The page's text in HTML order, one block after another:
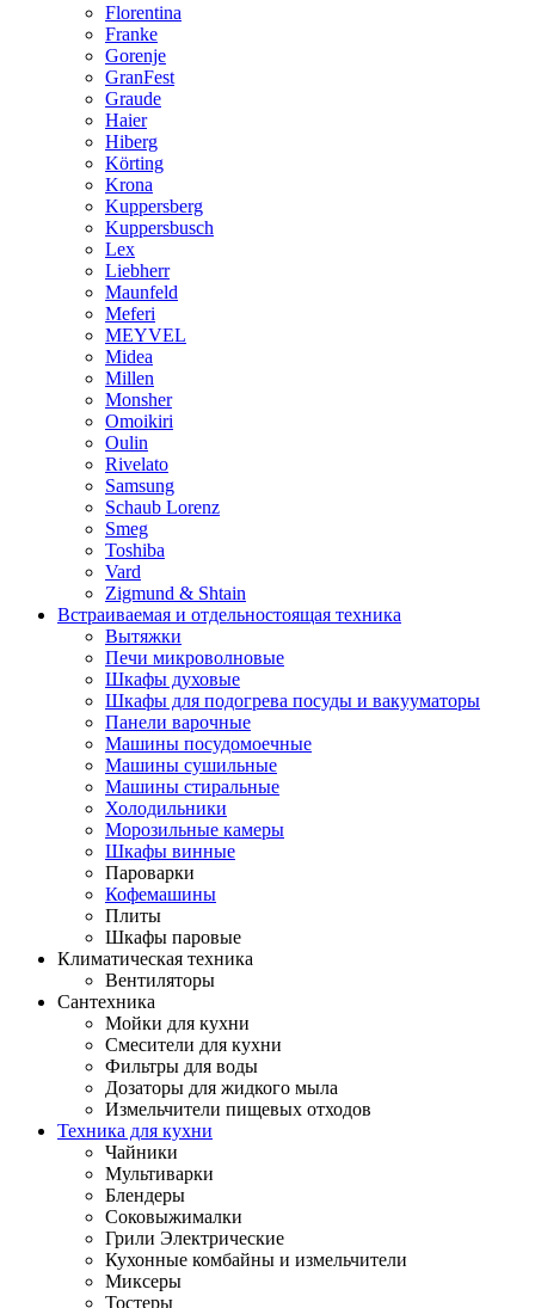
Florentina
Franke
Gorenje
GranFest
Graude
Haier
Hiberg
Körting
Krona
Kuppersberg
Kuppersbusch
Lex
Liebherr
Maunfeld
Meferi
MEYVEL
Midea
Millen
Monsher
Omoikiri
Oulin
Rivelato
Samsung
Schaub Lorenz
Smeg
Toshiba
Vard
Zigmund & Shtain
Встраиваемая и отдельностоящая техника
Вытяжки
Печи микроволновые
Шкафы духовые
Шкафы для подогрева посуды и вакууматоры
Панели варочные
Машины посудомоечные
Машины сушильные
Машины стиральные
Холодильники
Морозильные камеры
Шкафы винные
Пароварки
Кофемашины
Плиты
Шкафы паровые
Климатическая техника
Вентиляторы
Сантехника
Мойки для кухни
Смесители для кухни
Фильтры для воды
Дозаторы для жидкого мыла
Измельчители пищевых отходов
Техника для кухни
Чайники
Мультиварки
Блендеры
Соковыжималки
Грили Электрические
Кухонные комбайны и измельчители
Миксеры
Тостеры